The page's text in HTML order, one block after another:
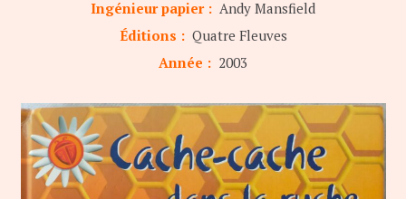
Ingénieur papier : Andy Mansfield
Éditions : Quatre Fleuves
Année : 2003